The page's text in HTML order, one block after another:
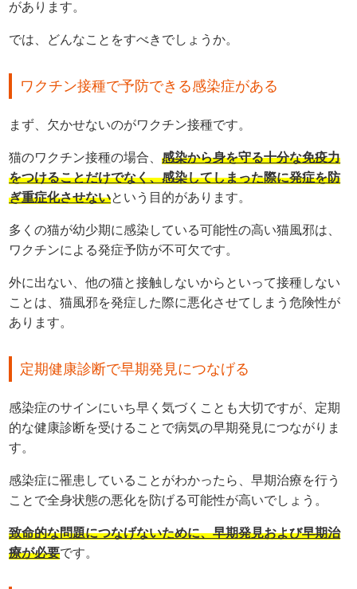
があります。
では、どんなことをすべきでしょうか。
ワクチン接種で予防できる感染症がある
まず、欠かせないのがワクチン接種です。
猫のワクチン接種の場合、感染から身を守る十分な免疫力
をつけることだけでなく、感染してしまった際に発症を防
ぎ重症化させないという目的があります。
多くの猫が幼少期に感染している可能性の高い猫風邪は、
ワクチンによる発症予防が不可欠です。
外に出ない、他の猫と接触しないからといって接種しない
ことは、猫風邪を発症した際に悪化させてしまう危険性が
あります。
定期健康診断で早期発見につなげる
感染症のサインにいち早く気づくことも大切ですが、定期
的な健康診断を受けることで病気の早期発見につながりま
す。
感染症に罹患していることがわかったら、早期治療を行う
ことで全身状態の悪化を防げる可能性が高いでしょう。
致命的な問題につなげないために、早期発見および早期治
療が必要です。